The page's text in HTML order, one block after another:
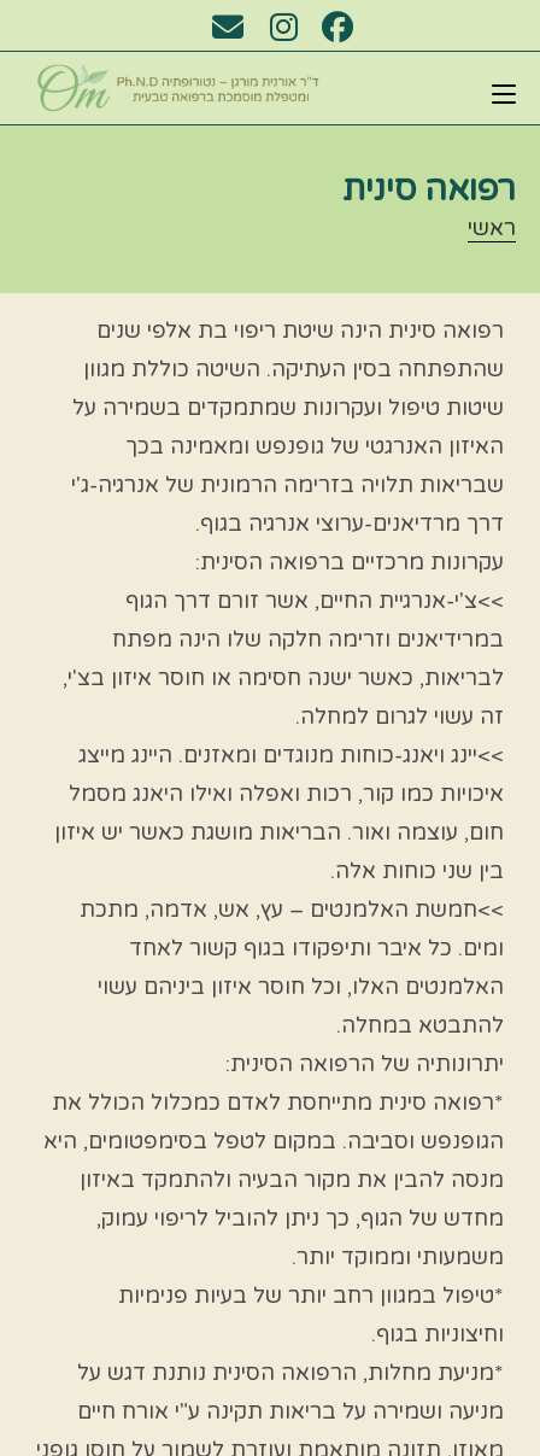
רפואה סינית
ראשי
רפואה סינית הינה שיטת ריפוי בת אלפי שנים
שהתפתחה בסין העתיקה. השיטה כוללת מגוון
שיטות טיפול ועקרונות שמתמקדים בשמירה על
האיזון האנרגטי של גופנפש ומאמינה בכך
שבריאות תלויה בזרימה הרמונית של אנרגיה-ג'י
דרך מרדיאנים-ערוצי אנרגיה בגוף.
עקרונות מרכזיים ברפואה הסינית:
>>צ'י-אנרגיית החיים, אשר זורם דרך הגוף
במרידיאנים וזרימה חלקה שלו הינה מפתח
לבריאות, כאשר ישנה חסימה או חוסר איזון בצ'י,
זה עשוי לגרום למחלה.
>>יינג ויאנג-כוחות מנוגדים ומאזנים. היינג מייצג
איכויות כמו קור, רכות ואפלה ואילו היאנג מסמל
חום, עוצמה ואור. הבריאות מושגת כאשר יש איזון
בין שני כוחות אלה.
>>חמשת האלמנטים – עץ, אש, אדמה, מתכת
ומים. כל איבר ותיפקודו בגוף קשור לאחד
האלמנטים האלו, וכל חוסר איזון ביניהם עשוי
להתבטא במחלה.
יתרונותיה של הרפואה הסינית:
*רפואה סינית מתייחסת לאדם כמכלול הכולל את
הגופנפש וסביבה. במקום לטפל בסימפטומים, היא
מנסה להבין את מקור הבעיה ולהתמקד באיזון
מחדש של הגוף, כך ניתן להוביל לריפוי עמוק,
משמעותי וממוקד יותר.
*טיפול במגוון רחב יותר של בעיות פנימיות
וחיצוניות בגוף.
*מניעת מחלות, הרפואה הסינית נותנת דגש על
מניעה ושמירה על בריאות תקינה ע"י אורח חיים
מאוזן, תזונה מותאמת ועוזרת לשמור על חוסן גופני